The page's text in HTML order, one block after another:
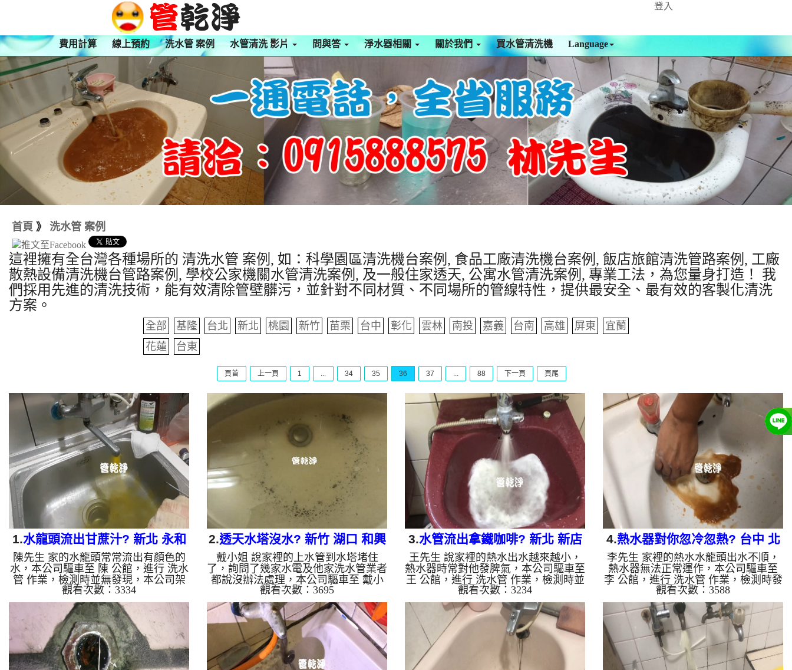
登入
費用計算 線上預約 洗水管 案例 水管清洗 影片 問與答 淨水器相關 關於我們 買水管清洗機 Language
首頁 》 洗水管 案例
這裡擁有全台灣各種場所的 清洗水管 案例, 如：科學園區清洗機台案例, 食品工廠清洗機台案例, 飯店旅館清洗管路案例, 工廠
散熱設備清洗機台管路案例, 學校公家機關水管清洗案例, 及一般住家透天, 公寓水管清洗案例, 專業工法，為您量身打造！ 我
們採用先進的清洗技術，能有效清除管壁髒污，並針對不同材質、不同場所的管線特性，提供最安全、最有效的客製化清洗
方案。
全部 基隆 台北 新北 桃園 新竹 苗栗 台中 彰化 雲林 南投 嘉義 台南 高雄 屏東
宜蘭
花蓮
台東
頁首 上一頁 1 ... 34 35 36 37 ... 88 下一頁 頁尾
1.水龍頭流出甘蔗汁? 新北 永和
竹林路 清洗水管
陳先生 家的水龍頭常常流出有顏色的
水，本公司驅車至 陳 公館，進行 洗水
管 作業，檢測時並無發現，本公司架
起 高周波水管清洗機，灌入 檸檬酸 至
管路裡面，等了約15分，開啟 水管清
洗機 ，啟動 螺旋波 模式，一開始就洗
出棕色水，越洗就越髒顏色就越深，最
後變成棕綠色，看起來跟甘蔗汁一樣，
如下影片，兩個多小時後，出水變乾淨
出水量也變大了!! 如是自來水，如水管
觀看次數：3334
2.透天水塔沒水? 新竹 湖口 和興
路 水管清洗
戴小姐 說家裡的上水管到水塔堵住
了，詢問了幾家水電及他家洗水管業者
都說沒辦法處理，本公司驅車至 戴小
姐 家，進行 洗水管 作業，檢測時並無
發現，本公司架起 高周波水管清洗
機，灌入 檸檬酸 至管路裡面，等了約
15分，開啟 水管清洗機 ，啟動 螺旋
波 模式，上水管一下就洗通了，水能
正常到頂樓水塔裡後，戴小姐要我們順
便洗水塔，水塔內都是淤泥，洗完水塔
觀看次數：3695
3.水管流出拿鐵咖啡? 新北 新店
建業路 洗水管
王先生 說家裡的熱水出水越來越小，
熱水器時常對他發脾氣，本公司驅車至
王 公館，進行 洗水管 作業，檢測時並
無發現，本公司架起 高周波水管清洗
機，灌入 檸檬酸 至管路裡面，等了約
15分，開啟 水管清洗機 ，啟動 螺旋
波 模式，冷水一洗就是白色泡沫髒
水，沒多久就洗出棕色鐵鏽水，看起來
與咖啡一樣，如下圖片影片，兩個多小
時後，管路變乾淨出水量也恢復了!! 如
觀看次數：3234
4.熱水器對你忽冷忽熱? 台中 北
屯 崇興路 清洗水管
李先生 家裡的熱水水龍頭出水不順，
熱水器無法正常運作，本公司驅車至
李 公館，進行 洗水管 作業，檢測時發
現水管內都是棕色鐵鏽，本公司架起
高周波水管清洗機，灌入 檸檬酸 至管
路裡面，等了約15分，開啟 水管清洗
機 ，啟動 螺旋波 模式，冷水一洗就是
黃色髒水，熱水就洗出棕色鐵鏽水，看
起來與咖啡一樣，如下圖片影片，兩個
多小時後，管路清洗乾淨出水量也恢復
觀看次數：3588